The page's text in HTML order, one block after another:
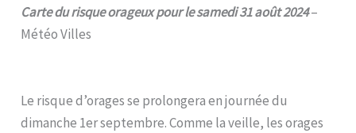
Carte du risque orageux pour le samedi 31 août 2024–
Météo Villes
Le risque d’orages se prolongera en journée du
dimanche 1er septembre. Comme la veille, les orages